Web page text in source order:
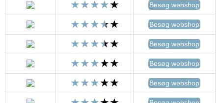
Besøg webshop
Besøg webshop
Besøg webshop
Besøg webshop
Besøg webshop